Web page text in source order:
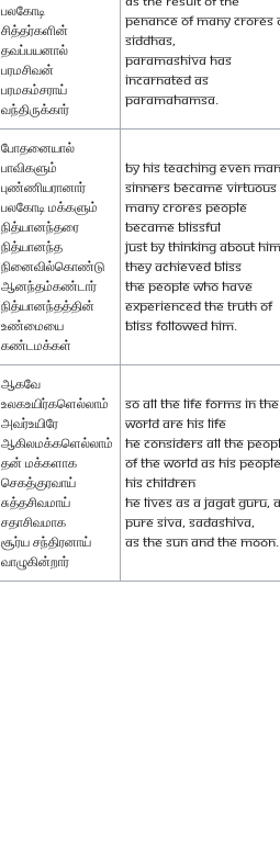
பலகோடி
சித்தர்களின்
தவப்பயனால்
பரமசிவன்
பரமகம்சராய்
வந்திருக்கார்
penance of many crores
Siddhas,
Paramashiva has
incarnated as
Paramahamsa.
போதனையால்
பாவிகளும்
புண்ணியரானார்
பலகோடி மக்களும்
நித்யானந்தரை
நித்யானந்த
நினைவில்கொண்டு
ஆனந்தம்கண்டார்
நித்யானந்தத்தின்
உண்மையை
கண்டமக்கள்
By His teaching even
sinners became virtuous
Many crores people
became blissful
Just by thinking about
they achieved bliss
The people who have
experienced the truth of
bliss followed Him.
ஆகவே
உலகஉயிர்களெல்லாம்
அவர்உயிரே
ஆகிலமக்களெல்லாம்
தன் மக்களாக
செகத்குரவாய்
சுத்தசிவமாய்
சதாசிவமாக
சூர்ய சந்திரனாய்
வாழுகின்றார்
So all the life forms in the
world are His life
He considers all the
of the world as His
His children
He lives as a Jagat guru,
pure Siva, Sadashiva,
As the sun and the moon.